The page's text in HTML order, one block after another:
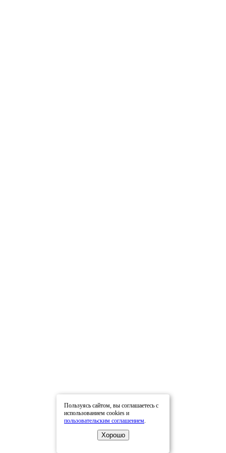
Пользуясь сайтом, вы соглашаетесь с
использованием cookies и
пользовательским соглашением.
Хорошо